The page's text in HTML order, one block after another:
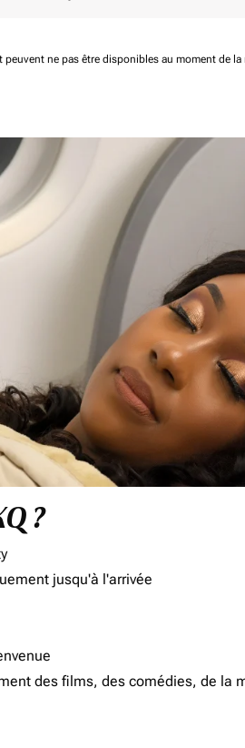
ne pas être disponibles au moment de la
?
jusqu'à l'arrivée
des films, des comédies, de la